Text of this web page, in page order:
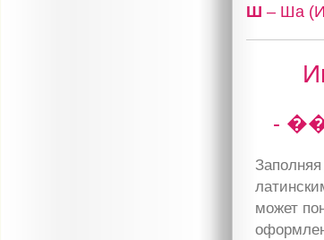
Ш – Ша
-
может